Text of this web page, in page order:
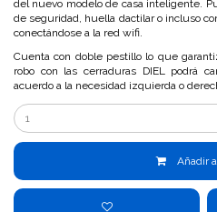
del nuevo modelo de casa inteligente.
de seguridad, huella dactilar o incluso
conectándose a la red wifi.
Cuenta con doble pestillo lo que
robo con las cerraduras DIEL podrá
acuerdo a la necesidad izquierda o
Añadir